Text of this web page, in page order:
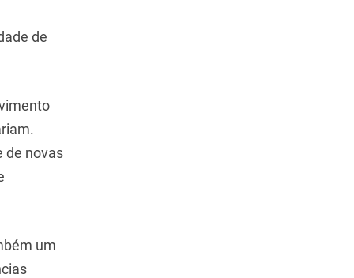
de
de novas
um